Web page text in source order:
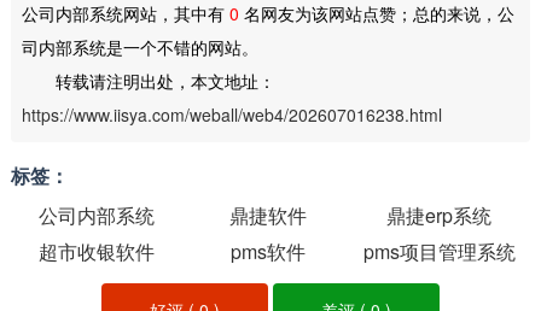
公司内部系统网站，其中有 0 名网友为该网站点赞；总的来说，公
司内部系统是一个不错的网站。
转载请注明出处，本文地址：
https://www.iisya.com/weball/web4/202607016238.html
标签：
公司内部系统
鼎捷软件
鼎捷erp系统
超市收银软件
pms软件 pms项目管理系统